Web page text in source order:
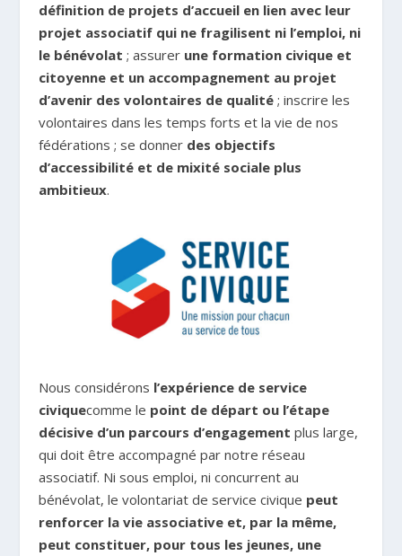
définition de projets d’accueil en lien avec leur
projet associatif qui ne fragilisent ni l’emploi, ni
le bénévolat ; assurer une formation civique et
citoyenne et un accompagnement au projet
d’avenir des volontaires de qualité ; inscrire les
volontaires dans les temps forts et la vie de nos
fédérations ; se donner des objectifs
d’accessibilité et de mixité sociale plus
ambitieux.
Nous considérons l’expérience de service
civiquecomme le point de départ ou l’étape
décisive d’un parcours d’engagement plus large,
qui doit être accompagné par notre réseau
associatif. Ni sous emploi, ni concurrent au
bénévolat, le volontariat de service civique peut
renforcer la vie associative et, par la même,
peut constituer, pour tous les jeunes, une